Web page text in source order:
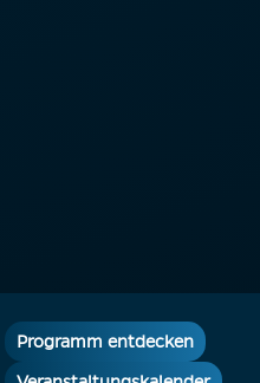
Programm entdecken